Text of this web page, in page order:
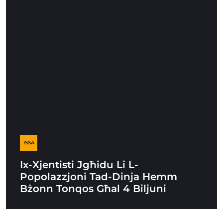
ISSA
Ix-Xjentisti Jgħidu Li L-
Popolazzjoni Tad-Dinja Hemm
Bżonn Tonqos Għal 4 Biljuni